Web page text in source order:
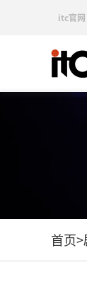
itc官网
首页>